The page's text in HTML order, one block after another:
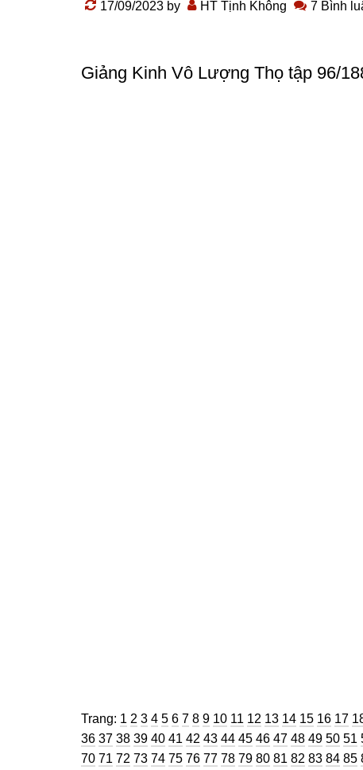
17/09/2023 by HT Tịnh Không 7 Bình
Giảng Kinh Vô Lượng Thọ tập 96/
Trang: Trang
1 Trang
2 Trang
3 Trang
4 Trang
5 Trang
6 Trang
7 Trang
8 Trang
9 Trang
10 Trang
11 Trang
12 Trang
13 Trang
14 Trang
15 Trang
16 17
36 Trang
37 Trang
38 Trang
39 Trang
40 Trang
41 Trang
42 Trang
43 Trang
44 Trang
45 Trang
46 Trang
47 Trang
48 Trang
49 Trang
50 51
70 Trang
71 Trang
72 Trang
73 Trang
74 Trang
75 Trang
76 Trang
77 Trang
78 Trang
79 Trang
80 Trang
81 Trang
82 Trang
83 Trang
84 85